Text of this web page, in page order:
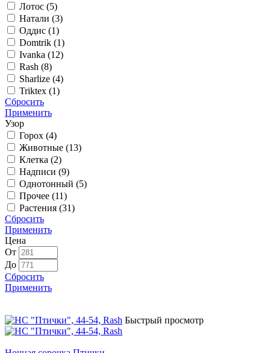
Лотос (5)
Натали (3)
Оддис (1)
Domtrik (1)
Ivanka (12)
Rash (8)
Sharlize (4)
Triktex (1)
Сбросить
Применить
Узор
Горох (4)
Животные (13)
Клетка (2)
Надписи (9)
Однотонный (5)
Прочее (11)
Растения (31)
Сбросить
Применить
Цена
От
До
Сбросить
Применить
Быстрый просмотр